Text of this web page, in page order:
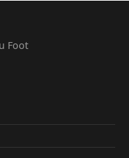
Foot